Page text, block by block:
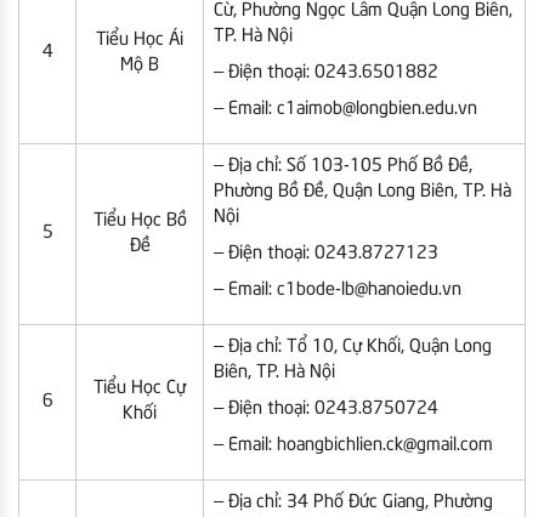
4
Tiểu Học Ái
Mộ B
Cừ, Phường Ngọc Lâm Quận Long Biên,
TP. Hà Nội
– Điện thoại: 0243.6501882
– Email: c1aimob@longbien.edu.vn
5
Tiểu Học Bồ
Đề
– Địa chỉ: Số 103-105 Phố Bồ Đề,
Phường Bồ Đề, Quận Long Biên, TP. Hà
Nội
– Điện thoại: 0243.8727123
– Email: c1bode-lb@hanoiedu.vn
6
Tiểu Học Cự
Khối
– Địa chỉ: Tổ 10, Cự Khối, Quận Long
Biên, TP. Hà Nội
– Điện thoại: 0243.8750724
– Email: hoangbichlien.ck@gmail.com
– Địa chỉ: 34 Phố Đức Giang, Phường